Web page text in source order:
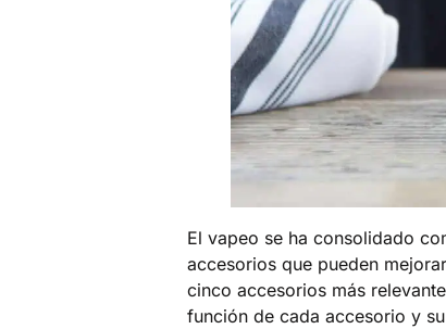
El vapeo se ha consolidado
accesorios que pueden
cinco accesorios más
función de cada accesorio y